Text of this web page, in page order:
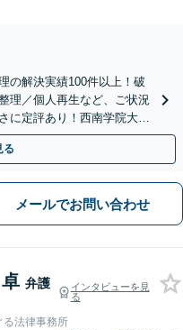
の解決実績100件以上！破
理／個人再生など、ご状況
に定評あり！西南学院大学
【西新駅5分】
る
メールでお問い合わせ
弁護
インタビューを見
る
る法律事務所